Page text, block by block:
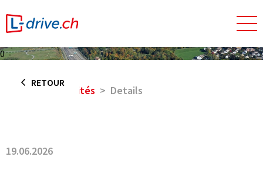
RETOUR
0
Home Actualités Details
19.06.2026